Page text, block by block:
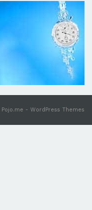
Pojo.me - WordPress Themes